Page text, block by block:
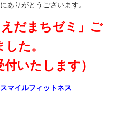
ありがとうございます。
えだまちゼミ」ご
た。
付いたします）
マイルフィットネス